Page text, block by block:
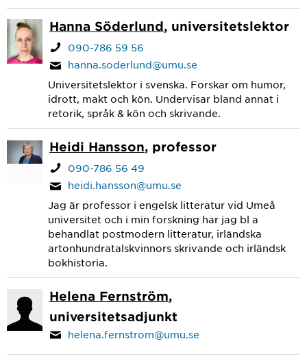
Hanna Söderlund, universitetslektor
090-786 59 56
hanna.soderlund@umu.se
Universitetslektor i svenska. Forskar om humor,
idrott, makt och kön. Undervisar bland annat i
retorik, språk & kön och skrivande.
Heidi Hansson, professor
090-786 56 49
heidi.hansson@umu.se
Jag är professor i engelsk litteratur vid Umeå
universitet och i min forskning har jag bl a
behandlat postmodern litteratur, irländska
artonhundratalskvinnors skrivande och irländsk
bokhistoria.
Helena Fernström,
universitetsadjunkt
helena.fernstrom@umu.se